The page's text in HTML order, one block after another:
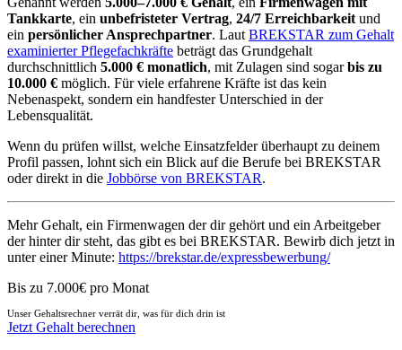
Tankkarte, ein unbefristeter Vertrag, 24/7 Erreichbarkeit und
ein persönlicher Ansprechpartner. Laut BREKSTAR zum Gehalt
examinierter Pflegefachkräfte beträgt das Grundgehalt
durchschnittlich 5.000 € monatlich, mit Zulagen sind sogarbis zu
10.000 € möglich. Für viele erfahrene Kräfte ist das kein
Nebenaspekt, sondern ein handfester Unterschied in der
Lebensqualität.
Wenn du prüfen willst, welche Einsatzfelder überhaupt zu deinem
Profil passen, lohnt sich ein Blick auf die Berufe bei BREKSTAR
oder direkt in die Jobbörse von BREKSTAR.
Mehr Gehalt, ein Firmenwagen der dir gehört und ein Arbeitgeber
der hinter dir steht, das gibt es bei BREKSTAR. Bewirb dich jetzt in
unter einer Minute: https://brekstar.de/expressbewerbung/
Bis zu 7.000€ pro Monat
Unser Gehaltsrechner verrät dir, was für dich drin ist
Jetzt Gehalt berechnen